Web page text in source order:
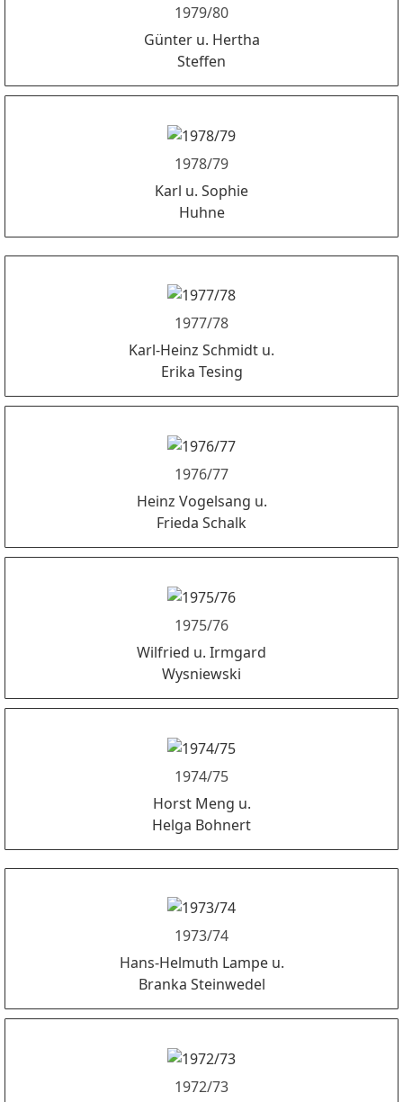
1979/80
Günter u. Hertha
Steffen
1978/79
Karl u. Sophie
Huhne
1977/78
Karl-Heinz Schmidt u.
Erika Tesing
1976/77
Heinz Vogelsang u.
Frieda Schalk
1975/76
Wilfried u. Irmgard
Wysniewski
1974/75
Horst Meng u.
Helga Bohnert
1973/74
Hans-Helmuth Lampe u.
Branka Steinwedel
1972/73